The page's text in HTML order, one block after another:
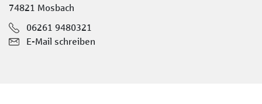
74821 Mosbach
06261 9480321
E-Mail schreiben